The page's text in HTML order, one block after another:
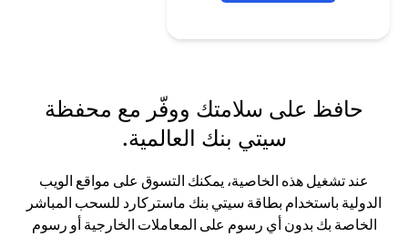
حافظ على سلامتك ووفّر مع محفظة
سيتي بنك العالمية.
عند تشغيل هذه الخاصية، يمكنك التسوق على مواقع الويب
الدولية باستخدام بطاقة سيتي بنك ماستركارد للسحب المباشر
الخاصة بك بدون أي رسوم على المعاملات الخارجية أو رسوم